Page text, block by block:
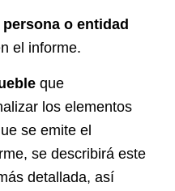
o entidad
el informe.
que
los elementos
se emite el
se describirá este
detallada, así